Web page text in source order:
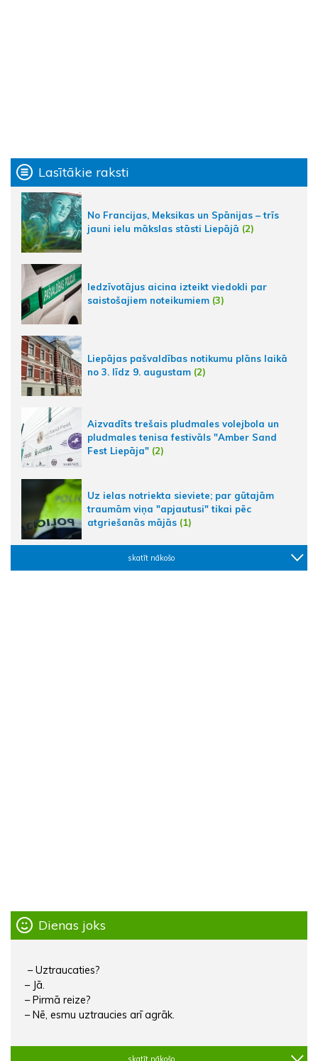
Lasītākie raksti
No Francijas, Meksikas un Spānijas – trīs
jauni ielu mākslas stāsti Liepājā (2)
Iedzīvotājus aicina izteikt viedokli par
saistošajiem noteikumiem (3)
Liepājas pašvaldības notikumu plāns laikā
no 3. līdz 9. augustam (2)
Aizvadīts trešais pludmales volejbola un
pludmales tenisa festivāls "Amber Sand
Fest Liepāja" (2)
Uz ielas notriekta sieviete; par gūtajām
traumām viņa "apjautusi" tikai pēc
atgriešanās mājās (1)
skatīt nākošo
Dienas joks
– Uztraucaties?
– Jā.
– Pirmā reize?
– Nē, esmu uztraucies arī agrāk.
skatīt nākošo